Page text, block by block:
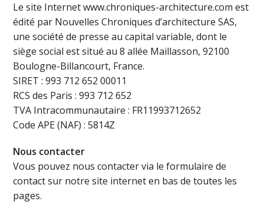
Le site Internet www.chroniques-architecture.com est
édité par Nouvelles Chroniques d’architecture SAS,
une société de presse au capital variable, dont le
siège social est situé au 8 allée Maillasson, 92100
Boulogne-Billancourt, France.
SIRET : 993 712 652 00011
RCS des Paris : 993 712 652
TVA Intracommunautaire : FR11993712652
Code APE (NAF) : 5814Z
Nous contacter
Vous pouvez nous contacter via le formulaire de
contact sur notre site internet en bas de toutes les
pages.